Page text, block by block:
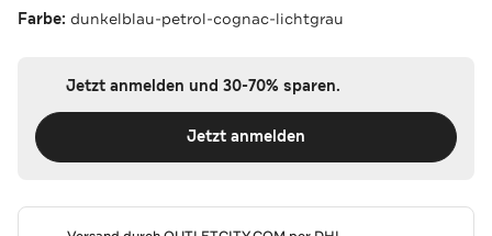
Farbe: dunkelblau-petrol-cognac-lichtgrau
Jetzt anmelden und 30-70% sparen.
Jetzt anmelden